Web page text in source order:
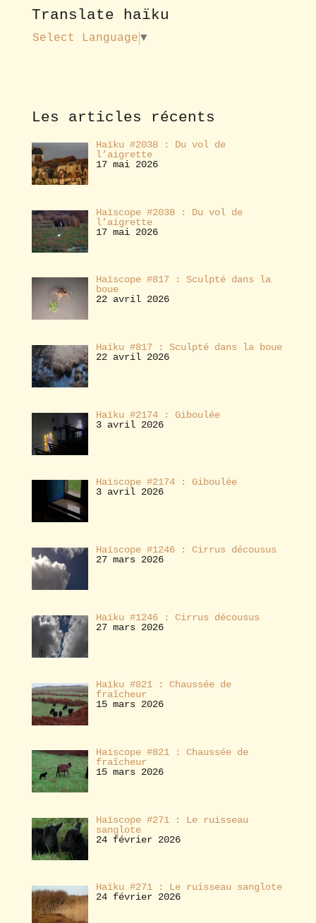
o
u
s
e
Translate haïku
Select Language ▼
Les articles récents
Haïku #2038 : Du vol de
l’aigrette
17 mai 2026
Haïscope #2038 : Du vol de
l’aigrette
17 mai 2026
Haïscope #817 : Sculpté dans la
boue
22 avril 2026
Haïku #817 : Sculpté dans la boue
22 avril 2026
Haïku #2174 : Giboulée
3 avril 2026
Haïscope #2174 : Giboulée
3 avril 2026
Haïscope #1246 : Cirrus décousus
27 mars 2026
Haïku #1246 : Cirrus décousus
27 mars 2026
Haïku #821 : Chaussée de
fraîcheur
15 mars 2026
Haïscope #821 : Chaussée de
fraîcheur
15 mars 2026
Haïscope #271 : Le ruisseau
sanglote
24 février 2026
Haïku #271 : Le ruisseau sanglote
24 février 2026